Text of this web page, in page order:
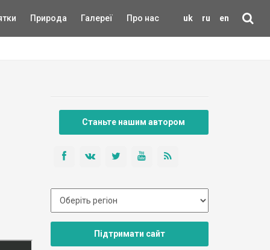
uk ru en
Природа Галереї Про нас
Станьте нашим автором
Підтримати сайт